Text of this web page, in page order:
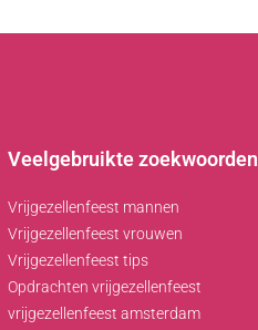
Veelgebruikte zoekwoorden
Vrijgezellenfeest mannen
Vrijgezellenfeest vrouwen
Vrijgezellenfeest tips
Opdrachten vrijgezellenfeest
vrijgezellenfeest amsterdam